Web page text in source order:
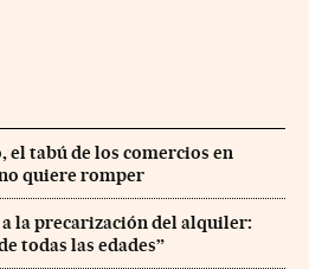
tabú de los comercios en
quiere romper
la precarización del alquiler:
todas las edades”